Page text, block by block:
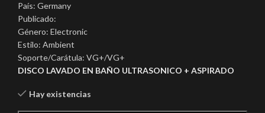
País: Germany
Publicado:
Género: Electronic
Estilo: Ambient
Soporte/Carátula: VG+/VG+
DISCO LAVADO EN BAÑO ULTRASONICO + ASPIRADO
Hay existencias